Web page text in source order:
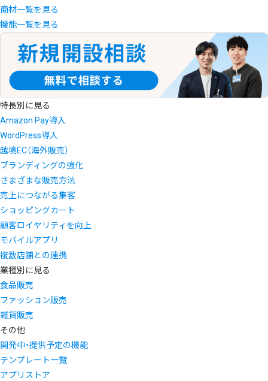
商材一覧を見る
機能一覧を見る
特長別に見る
Amazon Pay導入
WordPress導入
越境EC（海外販売）
ブランディングの強化
さまざまな販売方法
売上につながる集客
ショッピングカート
顧客ロイヤリティを向上
モバイルアプリ
複数店舗との連携
業種別に見る
食品販売
ファッション販売
雑貨販売
その他
開発中・提供予定の機能
テンプレート一覧
アプリストア